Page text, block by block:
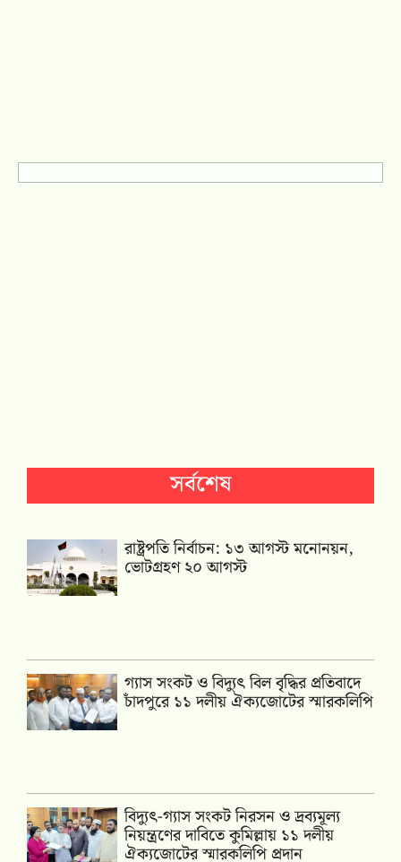
সর্বশেষ
রাষ্ট্রপতি নির্বাচন: ১৩ আগস্ট মনোনয়ন,
ভোটগ্রহণ ২০ আগস্ট
গ্যাস সংকট ও বিদ্যুৎ বিল বৃদ্ধির প্রতিবাদে
চাঁদপুরে ১১ দলীয় ঐক্যজোটের স্মারকলিপি
‎বিদ্যুৎ-গ্যাস সংকট নিরসন ও দ্রব্যমূল্য
নিয়ন্ত্রণের দাবিতে কুমিল্লায় ১১ দলীয়
ঐক‍্যজোটের স্মারকলিপি প্রদান